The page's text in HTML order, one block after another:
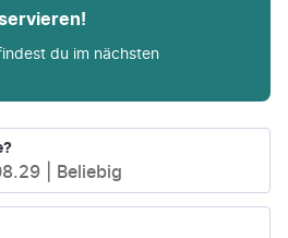
du im nächsten
Beliebig